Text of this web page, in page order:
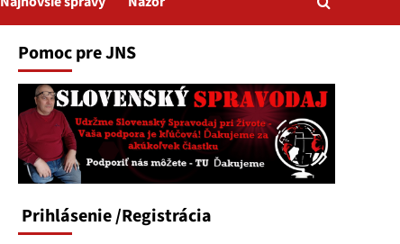
Pomoc pre JNS
Prihlásenie/Registrácia